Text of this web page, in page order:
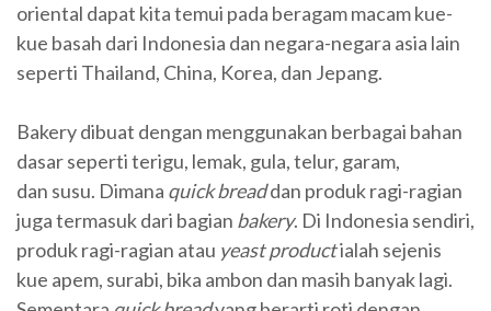
oriental dapat kita temui pada beragam macam kue-
kue basah dari Indonesia dan negara-negara asia lain
seperti Thailand, China, Korea, dan Jepang.
Bakery dibuat dengan menggunakan berbagai bahan
dasar seperti terigu, lemak, gula, telur, garam,
dan susu. Dimana quick breaddan produk ragi-ragian
juga termasuk dari bagian bakery. Di Indonesia sendiri,
produk ragi-ragian atau yeast productialah sejenis
kue apem, surabi, bika ambon dan masih banyak lagi.